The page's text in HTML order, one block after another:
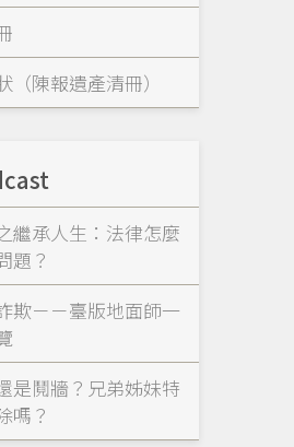
（陳報遺產清冊）
繼承人生：法律怎麼
題？
欺－－臺版地面師一
是鬩牆？兄弟姊妹特
嗎？